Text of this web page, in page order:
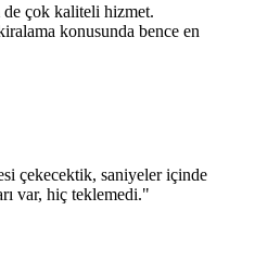
çok kaliteli hizmet.
konusunda bence en
çekecektik, saniyeler içinde
var, hiç teklemedi."